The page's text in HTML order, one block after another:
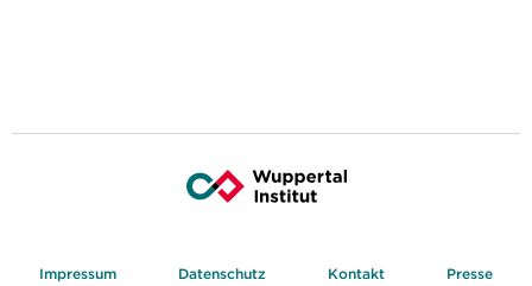
Impressum Datenschutz Kontakt Presse